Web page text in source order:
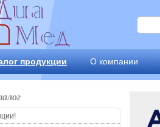
продукции О компании